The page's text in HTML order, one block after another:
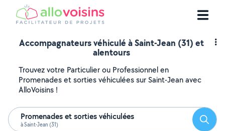
Accompagnateurs véhiculé à Saint-Jean (31) et
alentours
Trouvez votre Particulier ou Professionnel en
Promenades et sorties véhiculées sur Saint-Jean avec
AlloVoisins !
Promenades et sorties véhiculées
à Saint-Jean (31)